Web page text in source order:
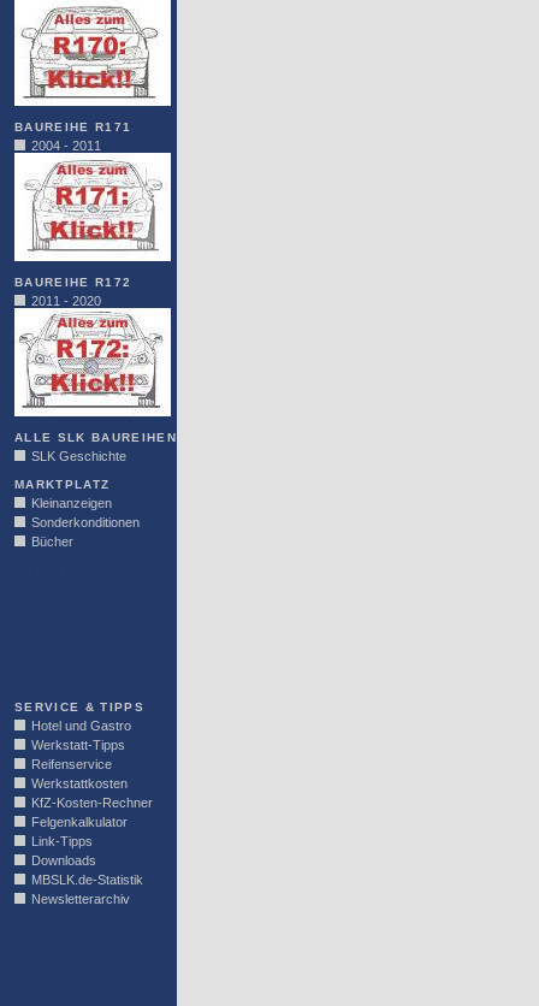
BAUREIHE R171
2004 - 2011
BAUREIHE R172
2011 - 2020
ALLE SLK BAUREIHEN
SLK Geschichte
MARKTPLATZ
Kleinanzeigen
Sonderkonditionen
Bücher
SERVICE & TIPPS
Hotel und Gastro
Werkstatt-Tipps
Reifenservice
Werkstattkosten
KfZ-Kosten-Rechner
Felgenkalkulator
Link-Tipps
Downloads
MBSLK.de-Statistik
Newsletterarchiv